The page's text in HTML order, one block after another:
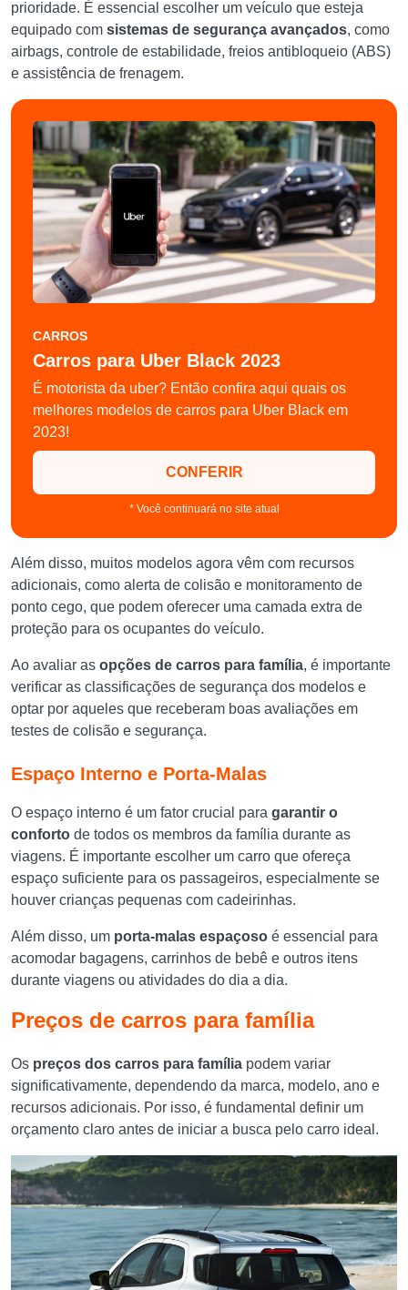
prioridade. É essencial escolher um veículo que esteja
equipado com sistemas de segurança avançados, como
airbags, controle de estabilidade, freios antibloqueio (ABS)
e assistência de frenagem.
CARROS
Carros para Uber Black 2023
É motorista da uber? Então confira aqui quais os
melhores modelos de carros para Uber Black em
2023!
CONFERIR
* Você continuará no site atual
Além disso, muitos modelos agora vêm com recursos
adicionais, como alerta de colisão e monitoramento de
ponto cego, que podem oferecer uma camada extra de
proteção para os ocupantes do veículo.
Ao avaliar as opções de carros para família, é importante
verificar as classificações de segurança dos modelos e
optar por aqueles que receberam boas avaliações em
testes de colisão e segurança.
Espaço Interno e Porta-Malas
O espaço interno é um fator crucial para garantir o
conforto de todos os membros da família durante as
viagens. É importante escolher um carro que ofereça
espaço suficiente para os passageiros, especialmente se
houver crianças pequenas com cadeirinhas.
Além disso, um porta-malas espaçoso é essencial para
acomodar bagagens, carrinhos de bebê e outros itens
durante viagens ou atividades do dia a dia.
Preços de carros para família
Os preços dos carros para família podem variar
significativamente, dependendo da marca, modelo, ano e
recursos adicionais. Por isso, é fundamental definir um
orçamento claro antes de iniciar a busca pelo carro ideal.